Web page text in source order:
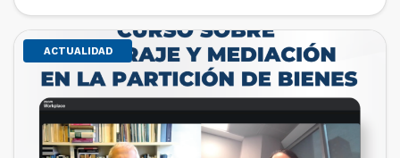
de estudiantes de […]
ACTUALIDAD